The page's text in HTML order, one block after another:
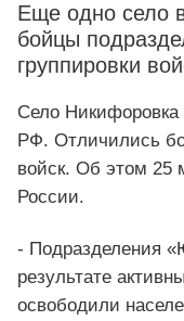
Еще одно село
бойцы
группировки
Село
РФ. Отличились
войск. Об этом 25
России.
- Подразделения
результате
освободили